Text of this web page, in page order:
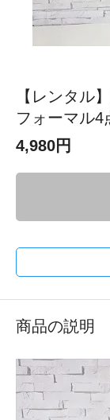
【レンタル
フォーマル4
4,980円
商品の説明